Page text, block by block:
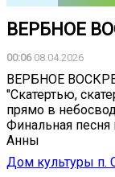
ВЕРБНОЕ
00:0608.04.2026
ВЕРБНОЕ
"Скатертью,
прямо в
Финальная
Анны
Дом культуры п.